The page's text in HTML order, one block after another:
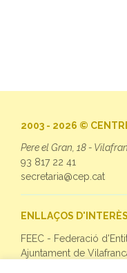
2003 - 2026 ©
Pere el Gran, 18 -
93 817 22 41
secretaria@cep.cat
ENLLAÇOS D'INTERÈS
FEEC - Federació
Ajuntament de